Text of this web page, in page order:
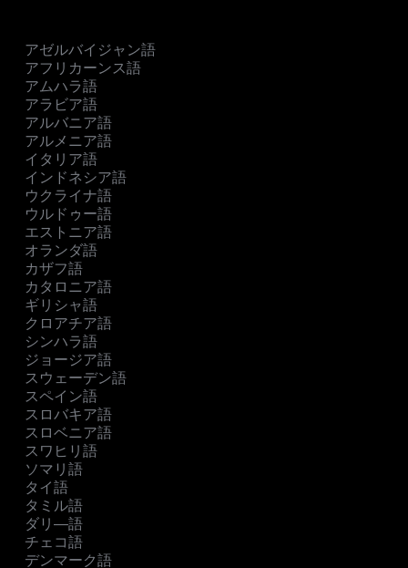
アゼルバイジャン語
アフリカーンス語
アムハラ語
アラビア語
アルバニア語
アルメニア語
イタリア語
インドネシア語
ウクライナ語
ウルドゥー語
エストニア語
オランダ語
カザフ語
カタロニア語
ギリシャ語
クロアチア語
シンハラ語
ジョージア語
スウェーデン語
スペイン語
スロバキア語
スロベニア語
スワヒリ語
ソマリ語
タイ語
タミル語
ダリ―語
チェコ語
デンマーク語